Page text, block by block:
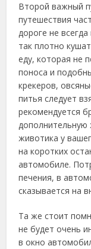
Второй важный
путешествия
дороге не
так плотно
еду, которая не
поноса и
крекеров,
питья следует
рекомендуется
животика у
на коротких
автомобиле.
печения, в
сказывается на
Та же стоит
не будет очень
в окно